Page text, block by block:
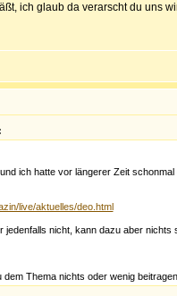
ich glaub da verarscht du uns
ich hatte vor längerer Zeit
live/aktuelles/deo.html
nicht, kann dazu aber nichts
Thema nichts oder wenig